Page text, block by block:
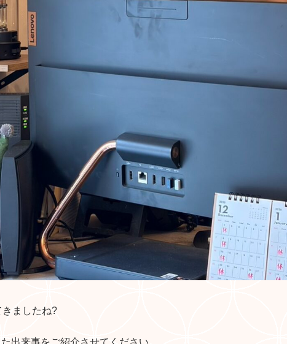
ましたね?
出来事をご紹介させてください。